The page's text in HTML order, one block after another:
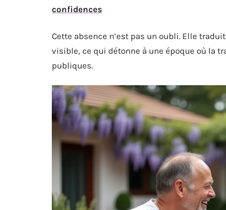
confidences
Cette absence n’est pas un oubli. Elle
visible, ce qui détonne à une époque où la
publiques.